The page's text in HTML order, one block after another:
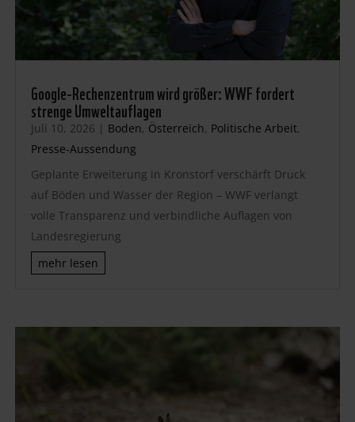
Google-Rechenzentrum wird größer: WWF fordert
strenge Umweltauflagen
Juli 10, 2026 | Boden, Österreich, Politische Arbeit,
Presse-Aussendung
Geplante Erweiterung in Kronstorf verschärft Druck
auf Böden und Wasser der Region – WWF verlangt
volle Transparenz und verbindliche Auflagen von
Landesregierung
mehr lesen